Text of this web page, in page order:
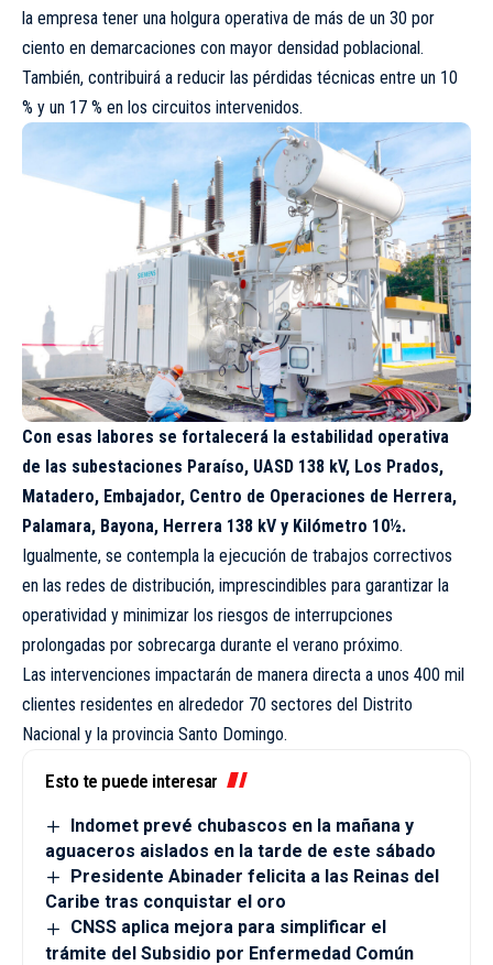
la empresa tener una holgura operativa de más de un 30 por
ciento en demarcaciones con mayor densidad poblacional.
También, contribuirá a reducir las pérdidas técnicas entre un 10
% y un 17 % en los circuitos intervenidos.
Con esas labores se fortalecerá la estabilidad operativa
de las subestaciones Paraíso, UASD 138 kV, Los Prados,
Matadero, Embajador, Centro de Operaciones de Herrera,
Palamara, Bayona, Herrera 138 kV y Kilómetro 10½.
Igualmente, se contempla la ejecución de trabajos correctivos
en las redes de distribución, imprescindibles para garantizar la
operatividad y minimizar los riesgos de interrupciones
prolongadas por sobrecarga durante el verano próximo.
Las intervenciones impactarán de manera directa a unos 400 mil
clientes residentes en alrededor 70 sectores del Distrito
Nacional y la provincia Santo Domingo.
Esto te puede interesar
Indomet prevé chubascos en la mañana y
aguaceros aislados en la tarde de este sábado
Presidente Abinader felicita a las Reinas del
Caribe tras conquistar el oro
CNSS aplica mejora para simplificar el
trámite del Subsidio por Enfermedad Común